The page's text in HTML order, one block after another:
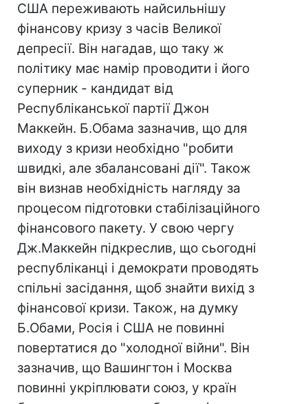
США переживають найсильнішу
фінансову кризу з часів Великої
депресії. Він нагадав, що таку ж
політику має намір проводити і його
суперник - кандидат від
Республіканської партії Джон
Маккейн. Б.Обама зазначив, що для
виходу з кризи необхідно "робити
швидкі, але збалансовані дії". Також
він визнав необхідність нагляду за
процесом підготовки стабілізаційного
фінансового пакету. У свою чергу
Дж.Маккейн підкреслив, що сьогодні
республіканці і демократи проводять
спільні засідання, щоб знайти вихід з
фінансової кризи. Також, на думку
Б.Обами, Росія і США не повинні
повертатися до "холодної війни". Він
зазначив, що Вашингтон і Москва
повинні укріплювати союз, у країн